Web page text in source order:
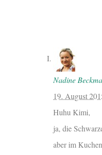
Nadine
19. August
Huhu Kimi,
ja, die
aber im